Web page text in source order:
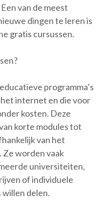
van de meest
dingen te leren is
gratis cursussen.
programma’s
internet en die voor
kosten. Deze
korte modules tot
van het
Ze worden vaak
universiteiten,
of individuele
willen delen.